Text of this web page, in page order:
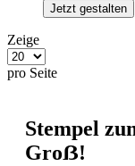
Jetzt gestalten
Zeige
pro Seite
Stempel
Groẞ!